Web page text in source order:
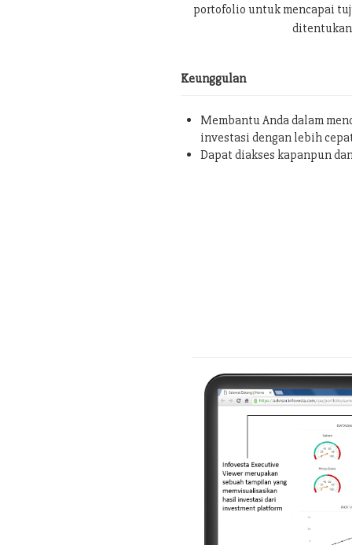
portofolio untuk mencapai
ditentukan
Keunggulan
Membantu Anda dalam
investasi dengan lebih
Dapat diakses kapanpun